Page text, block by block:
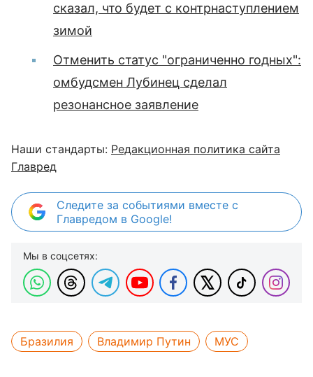
сказал, что будет с контрнаступлением
зимой
Отменить статус "ограниченно годных":
омбудсмен Лубинец сделал
резонансное заявление
Наши стандарты: Редакционная политика сайта
Главред
Следите за событиями вместе с
Главредом в Google!
Мы в соцсетях:
Бразилия Владимир Путин МУС